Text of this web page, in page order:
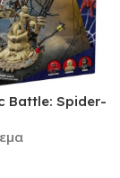
Battle: Spider-